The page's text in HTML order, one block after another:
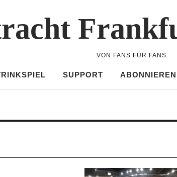
VON FANS FÜR FANS
SUPPORT ABONNIEREN